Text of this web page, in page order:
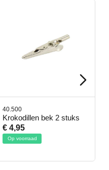
40.500
Krokodillen bek 2 stuks
€ 4,95
Op voorraad